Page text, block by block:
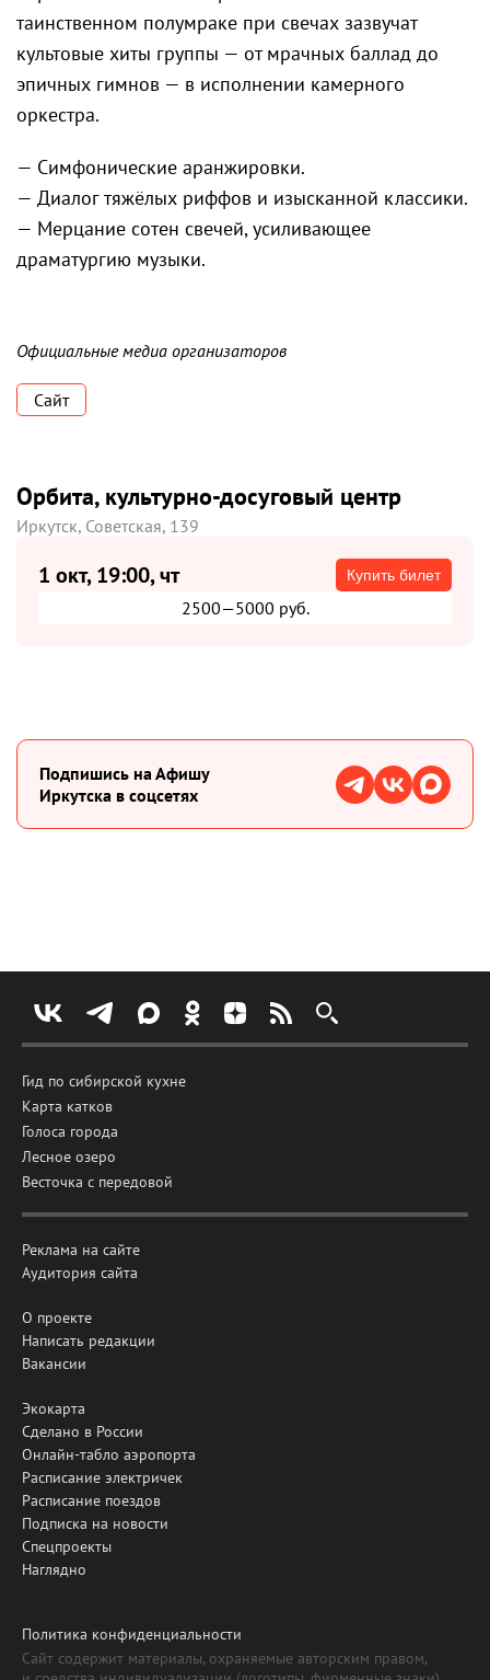
таинственном полумраке при свечах зазвучат
культовые хиты группы — от мрачных баллад до
эпичных гимнов — в исполнении камерного
оркестра.
— Симфонические аранжировки.
— Диалог тяжёлых риффов и изысканной классики.
— Мерцание сотен свечей, усиливающее
драматургию музыки.
Официальные медиа организаторов
Сайт
Орбита, культурно-досуговый центр
Иркутск, Советская, 139
1 окт, 19:00, чт
2500—5000 руб.
Купить билет
Подпишиcь на Афишу
Иркутска в соцсетях
Гид по сибирской кухне
Карта катков
Голоса города
Лесное озеро
Весточка с передовой
Реклама на сайте
Аудитория сайта
О проекте
Написать редакции
Вакансии
Экокарта
Сделано в России
Онлайн-табло аэропорта
Расписание электричек
Расписание поездов
Подписка на новости
Спецпроекты
Наглядно
Политика конфиденциальности
Сайт содержит материалы, охраняемые авторским правом,